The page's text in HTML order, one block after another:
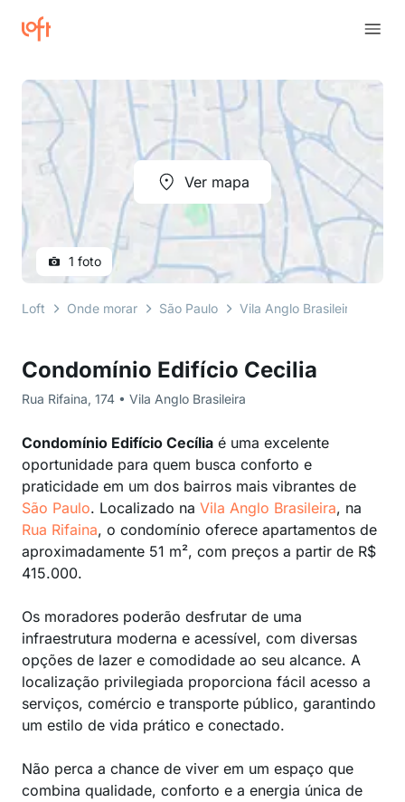
Condomínio Edifício Cecilia
Rua Rifaina, 174 • Vila Anglo Brasileira
Condomínio Edifício Cecília é uma excelente
oportunidade para quem busca conforto e
praticidade em um dos bairros mais vibrantes de
São Paulo. Localizado na Vila Anglo Brasileira, na
Rua Rifaina, o condomínio oferece apartamentos de
aproximadamente 51 m², com preços a partir de R$
415.000.
Os moradores poderão desfrutar de uma
infraestrutura moderna e acessível, com diversas
opções de lazer e comodidade ao seu alcance. A
localização privilegiada proporciona fácil acesso a
serviços, comércio e transporte público, garantindo
um estilo de vida prático e conectado.
Não perca a chance de viver em um espaço que
combina qualidade, conforto e a energia única de
Ver mapa
1 foto
Loft Onde morar São Paulo Vila Anglo Brasileira